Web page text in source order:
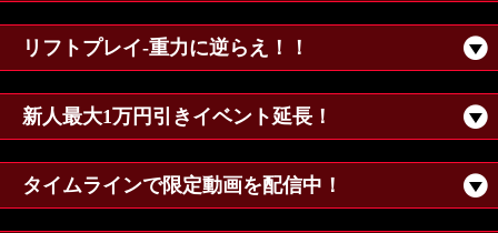
リフトプレイ-重力に逆らえ！！
新人最大1万円引きイベント延長！
タイムラインで限定動画を配信中！